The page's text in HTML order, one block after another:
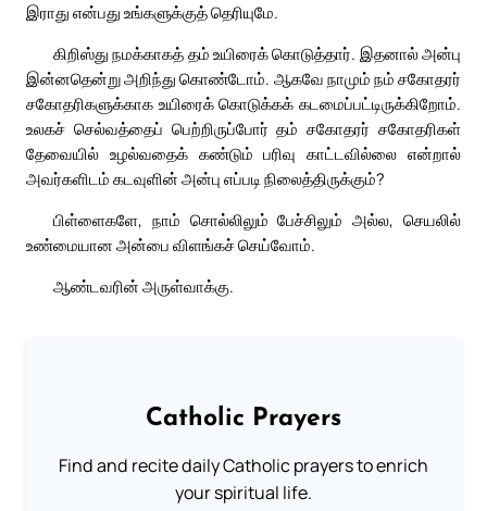
இராது என்பது உங்களுக்குத் தெரியுமே.
கிறிஸ்து நமக்காகத் தம் உயிரைக் கொடுத்தார். இதனால் அன்பு
இன்னதென்று அறிந்து கொண்டோம். ஆகவே நாமும் நம் சகோதரர்
சகோதரிகளுக்காக உயிரைக் கொடுக்கக் கடமைப்பட்டிருக்கிறோம்.
உலகச் செல்வத்தைப் பெற்றிருப்போர் தம் சகோதரர் சகோதரிகள்
தேவையில் உழல்வதைக் கண்டும் பரிவு காட்டவில்லை என்றால்
அவர்களிடம் கடவுளின் அன்பு எப்படி நிலைத்திருக்கும்?
பிள்ளைகளே, நாம் சொல்லிலும் பேச்சிலும் அல்ல, செயலில்
உண்மையான அன்பை விளங்கச் செய்வோம்.
ஆண்டவரின் அருள்வாக்கு.
Catholic Prayers
Find and recite daily Catholic prayers to enrich
your spiritual life.